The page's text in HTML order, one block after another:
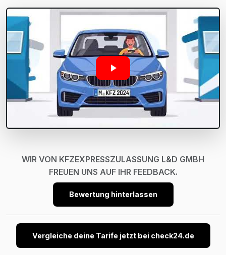
WIR VON KFZEXPRESSZULASSUNG L&D GMBH
FREUEN UNS AUF IHR FEEDBACK.
Bewertung hinterlassen
Vergleiche deine Tarife jetzt bei check24.de